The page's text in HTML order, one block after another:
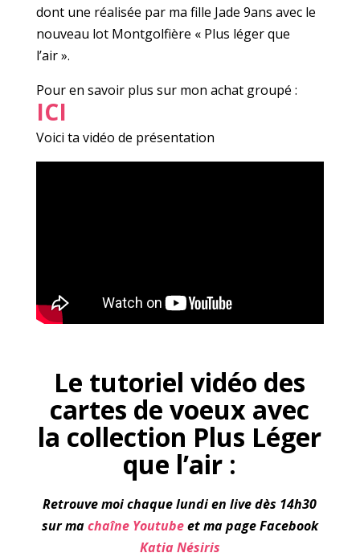
dont une réalisée par ma fille Jade 9ans avec le
nouveau lot Montgolfière « Plus léger que
l’air ».
Pour en savoir plus sur mon achat groupé :
ICI
Voici ta vidéo de présentation
Le tutoriel vidéo des
cartes de voeux avec
la collection Plus Léger
que l’air :
Retrouve moi chaque lundi en live dès 14h30
sur machaîne Youtubeet ma page Facebook
Katia Nésiris